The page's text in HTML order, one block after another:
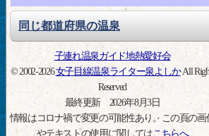
同じ都道府県の温泉